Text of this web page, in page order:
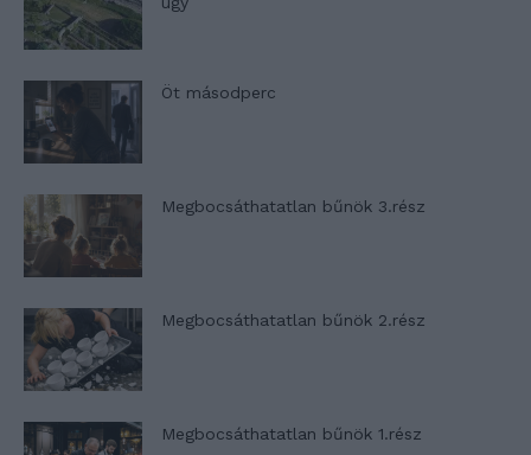
Öt másodperc
Megbocsáthatatlan bűnök 3.rész
Megbocsáthatatlan bűnök 2.rész
Megbocsáthatatlan bűnök 1.rész